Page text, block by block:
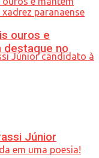
Júnior
ouros e
destaque no